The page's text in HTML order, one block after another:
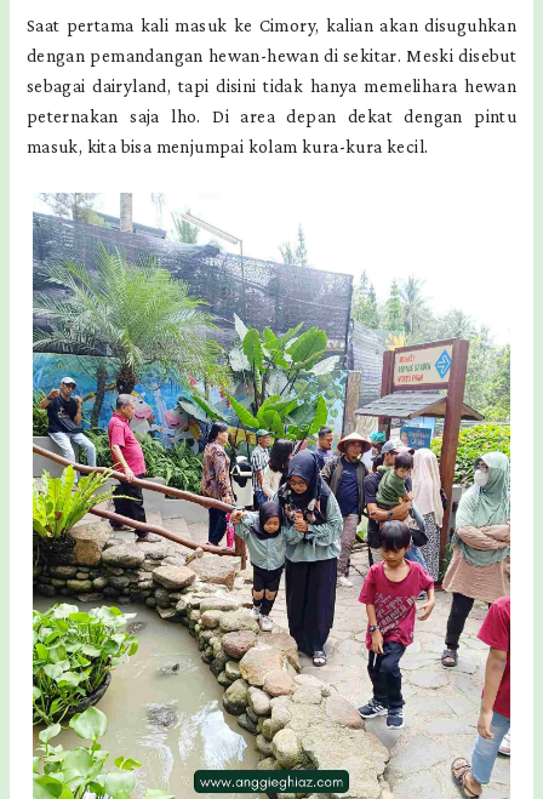
Saat pertama kali masuk ke Cimory, kalian akan disuguhkan
dengan pemandangan hewan-hewan di sekitar. Meski disebut
sebagai dairyland, tapi disini tidak hanya memelihara hewan
peternakan saja lho. Di area depan dekat dengan pintu
masuk, kita bisa menjumpai kolam kura-kura kecil.